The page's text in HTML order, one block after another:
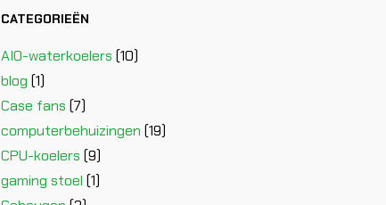
CATEGORIEËN
AIO-waterkoelers (10)
blog (1)
Case fans (7)
computerbehuizingen (19)
CPU-koelers (9)
gaming stoel (1)